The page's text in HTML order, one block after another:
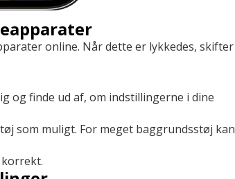
online. Når dette er lykkedes, skifter
og finde ud af, om indstillingerne i dine
som muligt. For meget baggrundsstøj kan